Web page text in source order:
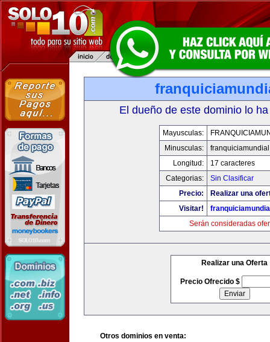
El dueño de este dominio lo
Mayusculas:
Minusculas:
Longitud:
17 caracteres
Categorias:
Sin Clasificar
Precio:
Realizar una
Visitar!
Serán consideradas
Realizar una Oferta
Precio Ofrecido $
Otros dominios en venta: